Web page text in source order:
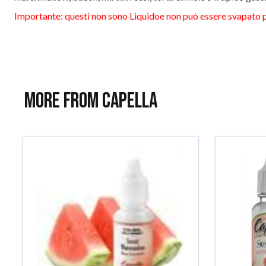
Importante: questi non sono Liquidoe non può essere svapato
More from Capella